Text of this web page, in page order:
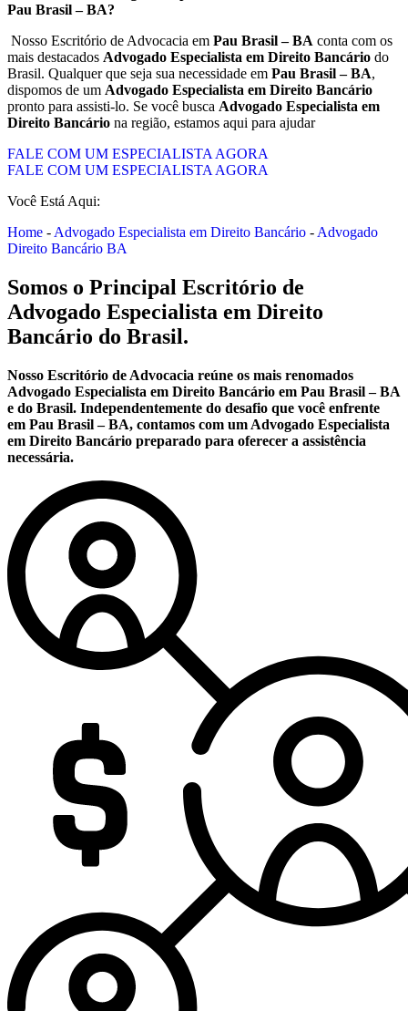
Pau Brasil – BA?
Nosso Escritório de Advocacia em Pau Brasil – BA conta com os
mais destacados Advogado Especialista em Direito Bancário do
Brasil. Qualquer que seja sua necessidade em Pau Brasil – BA,
dispomos de um Advogado Especialista em Direito Bancário
pronto para assisti-lo. Se você busca Advogado Especialista em
Direito Bancário na região, estamos aqui para ajudar
FALE COM UM ESPECIALISTA AGORA
FALE COM UM ESPECIALISTA AGORA
Você Está Aqui:
Home - Advogado Especialista em Direito Bancário - Advogado
Direito Bancário BA
Somos o Principal Escritório de
Advogado Especialista em Direito
Bancário do Brasil.
Nosso Escritório de Advocacia reúne os mais renomados
Advogado Especialista em Direito Bancário em Pau Brasil – BA
e do Brasil. Independentemente do desafio que você enfrente
em Pau Brasil – BA, contamos com um Advogado Especialista
em Direito Bancário preparado para oferecer a assistência
necessária.